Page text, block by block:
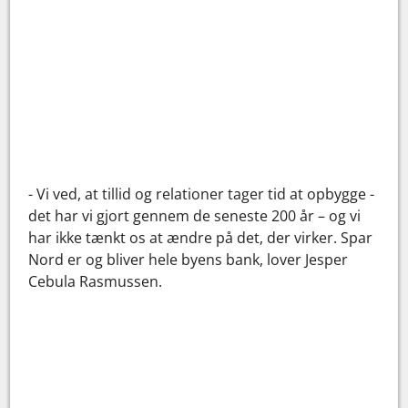
- Vi ved, at tillid og relationer tager tid at opbygge -
det har vi gjort gennem de seneste 200 år – og vi
har ikke tænkt os at ændre på det, der virker. Spar
Nord er og bliver hele byens bank, lover Jesper
Cebula Rasmussen.